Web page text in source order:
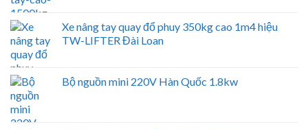
Xe nâng tay quay đổ phuy 350kg cao 1m4 hiệu
TW-LIFTER Đài Loan
Bộ nguồn mini 220V Hàn Quốc 1.8kw